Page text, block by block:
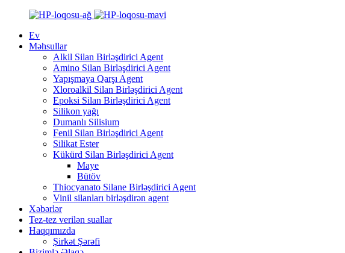
Ev
Məhsullar
Alkil Silan Birləşdirici Agent
Amino Silan Birləşdirici Agent
Yapışmaya Qarşı Agent
Xloroalkil Silan Birləşdirici Agent
Epoksi Silan Birləşdirici Agent
Silikon yağı
Dumanlı Silisium
Fenil Silan Birləşdirici Agent
Silikat Ester
Kükürd Silan Birləşdirici Agent
Maye
Bütöv
Thiocyanato Silane Birləşdirici Agent
Vinil silanları birləşdirən agent
Xəbərlər
Tez-tez verilən suallar
Haqqımızda
Şirkət Şərəfi